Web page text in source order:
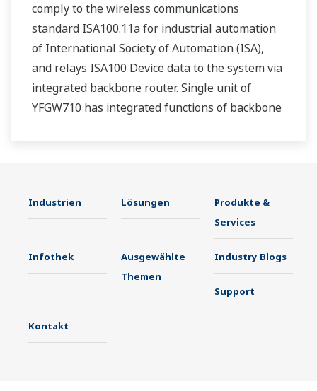
comply to the wireless communications
standard ISA100.11a for industrial automation
of International Society of Automation (ISA),
and relays ISA100 Device data to the system via
integrated backbone router. Single unit of
YFGW710 has integrated functions of backbone
Industrien Lösungen
Produkte &
Services
Infothek
Ausgewählte
Themen
Industry Blogs
Support
Kontakt